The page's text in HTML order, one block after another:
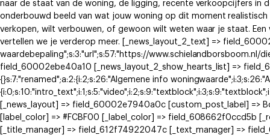
naar de staat van de woning, de ligging, recente verkoopcijfers in
onderbouwd beeld van wat jouw woning op dit moment
verkopen, wilt verbouwen, of gewoon wilt weten waar je staat.
vertellen we je verderop meer. [_news_layout_2_text] =>
waardebepaling";s:3:"url";s:57:"https://www.schielandborsboom.nl/
field_60002ebe40a10 [_news_layout_2_show_hearts_list] =>
{}s:7:"renamed";a:2:{i:2;s:26:"Algemene info
[_news_layout] => field_60002e7940a0c [custom_post_label] =>
[label_color] => #FCBF00 [_label_color] => field_608662f0ccd5b
[_title_manager] => field_612f74922047c [_text_manager] =>